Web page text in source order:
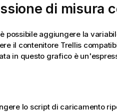
di misura
possibile aggiungere la
il contenitore Trellis
in questo grafico è
lo script di caricamento